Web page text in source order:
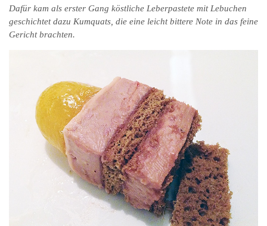
Dafür kam als erster Gang köstliche Leberpastete mit Lebuchen
geschichtet dazu Kumquats, die eine leicht bittere Note in das feine
Gericht brachten.